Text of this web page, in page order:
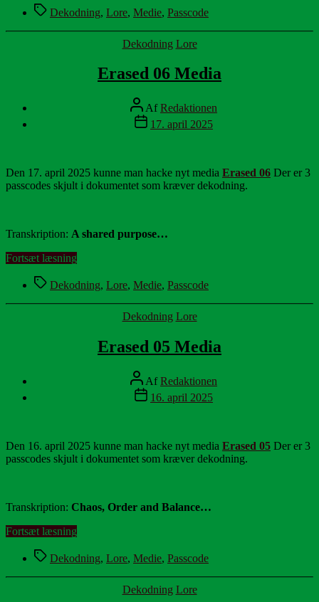
Media”
TagsDekodning, Lore, Medie, Passcode
Kategorier
Dekodning Lore
Erased 06 Media
Indlægsforfatter
AfRedaktionen
Indlægsdato
17. april 2025
Den 17. april 2025 kunne man hacke nyt media Erased 06 Der er 3
passcodes skjult i dokumentet som kræver dekodning.
Transkription: A shared purpose…
Fortsæt læsning
Media”
TagsDekodning, Lore, Medie, Passcode
Kategorier
Dekodning Lore
Erased 05 Media
Indlægsforfatter
AfRedaktionen
Indlægsdato
16. april 2025
Den 16. april 2025 kunne man hacke nyt media Erased 05 Der er 3
passcodes skjult i dokumentet som kræver dekodning.
Transkription: Chaos, Order and Balance…
Fortsæt læsning
Media”
TagsDekodning, Lore, Medie, Passcode
Kategorier
Dekodning Lore